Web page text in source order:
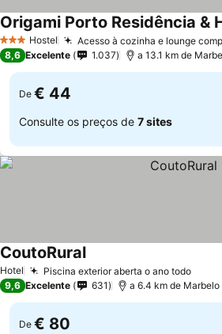
3 EstrelasHostel Acesso à cozinha e lounge
Origami Porto Residência &
8,6 Excelente 1.037 a 13.1 km de
De € 44
Consulte os preços de 7 sites
Hotel Piscina exterior aberta o ano todo
CoutoRural
9,6 Excelente 631 a 6.4 km de Marbelo
De € 80